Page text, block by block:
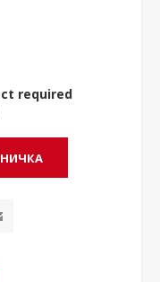
required